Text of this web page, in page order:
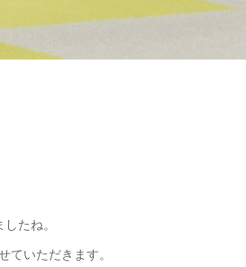
たね。
ていただきます。